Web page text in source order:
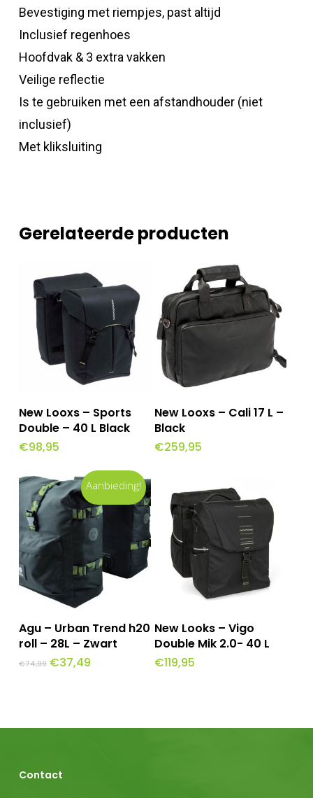
Bevestiging met riempjes, past altijd
Inclusief regenhoes
Hoofdvak & 3 extra vakken
Veilige reflectie
Is te gebruiken met een afstandhouder (niet
inclusief)
Met kliksluiting
Gerelateerde producten
Toevoegen Aan
Winkelwagen
New Looxs – Sports
Double – 40 L Black
€98,95
Toevoegen Aan
New Looxs – Cali 17 L –
Black
€259,95
Aanbieding!
Toevoegen Aan
Winkelwagen
Agu – Urban Trend h20
roll – 28L – Zwart
€74,99 Oorspronkelijke
€37,49Huidige
Opties Selecteren
product
heeft
Deze
New Looks – Vigo
Double Mik 2.0- 40 L
€119,95
Contact